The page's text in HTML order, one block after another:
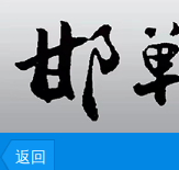
返回